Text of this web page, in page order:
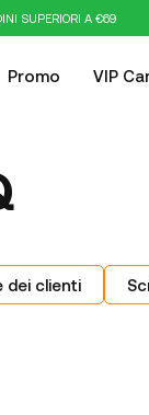
SUPERIORI A €69
Promo VIP
dei clienti